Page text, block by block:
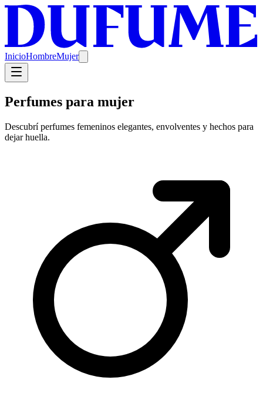
InicioHombreMujer
Perfumes para mujer
Descubrí perfumes femeninos elegantes, envolventes y hechos para
dejar huella.